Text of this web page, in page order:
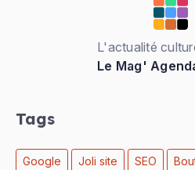
L'actualité
Le Mag'
Tags
Google Joli site SEO